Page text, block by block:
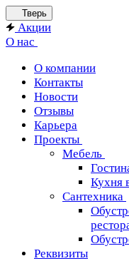
Тверь
Акции
О нас
О компании
Контакты
Новости
Отзывы
Карьера
Проекты
Мебель
Кухня
Сантехника
Реквизиты